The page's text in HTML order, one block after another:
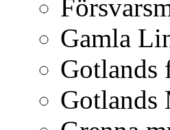
Gamla
Gotlands
Gotlands